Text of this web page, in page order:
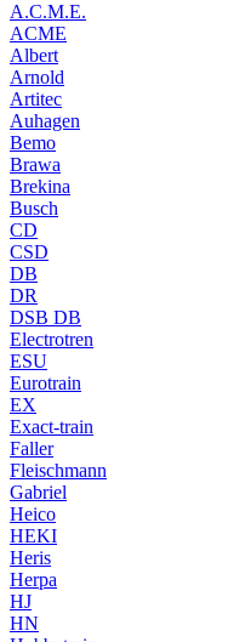
A.C.M.E.
ACME
Albert
Arnold
Artitec
Auhagen
Bemo
Brawa
Brekina
Busch
CD
CSD
DB
DR
DSB DB
Electrotren
ESU
Eurotrain
EX
Exact-train
Faller
Fleischmann
Gabriel
Heico
HEKI
Heris
Herpa
HJ
HN